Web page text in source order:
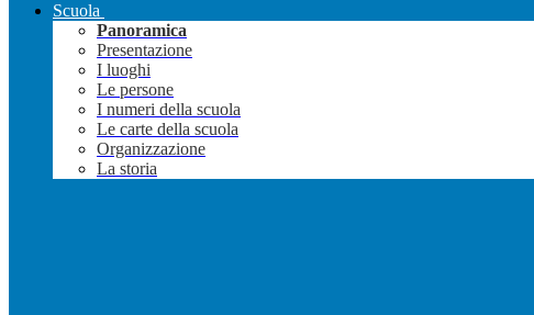
Scuola
Panoramica
Presentazione
I luoghi
Le persone
I numeri della scuola
Le carte della scuola
Organizzazione
La storia